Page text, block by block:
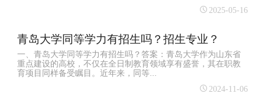
2025-05-16
青岛大学同等学力有招生吗？招生专业？
一、青岛大学同等学力有招生吗？答案：青岛大学作为山东省
重点建设的高校，不仅在全日制教育领域享有盛誉，其在职教
育项目同样备受瞩目。近年来，同等...
2024-11-06